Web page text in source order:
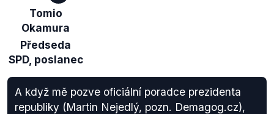
Tomio
Okamura
Předseda
SPD, poslanec
A když mě pozve oficiální poradce prezidenta
republiky (Martin Nejedlý, pozn. Demagog.cz),